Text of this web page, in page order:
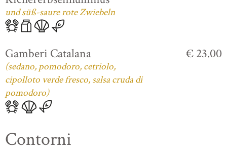
und süß-saure rote Zwiebeln
Gamberi Catalana
(sedano, pomodoro, cetriolo,
cipolloto verde fresco, salsa cruda di
pomodoro)
€ 23.00
Contorni